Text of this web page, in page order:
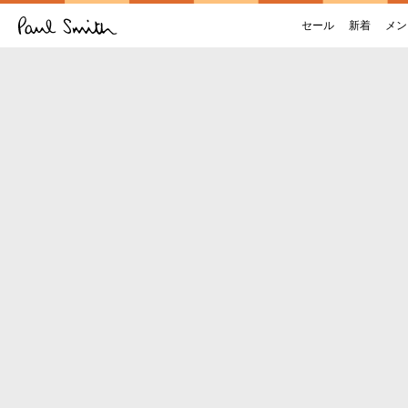
セール 新着 メ